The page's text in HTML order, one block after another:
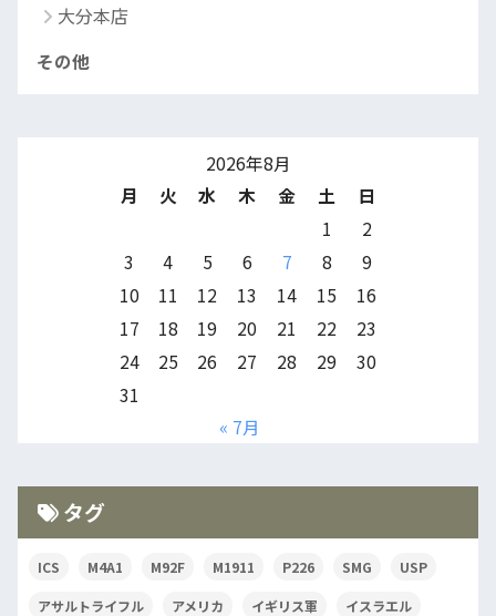
大分本店
その他
2026年8月
月
火 水 木 金 土
日
1
2
3
4 5 6 7 8
9
10
11 12 13 14 15
16
17
18 19 20 21 22
23
24
25 26 27 28 29
30
31
« 7月
タグ
ICS M4A1 M92F M1911 P226 SMG USP
アサルトライフル アメリカ イギリス軍 イスラエル